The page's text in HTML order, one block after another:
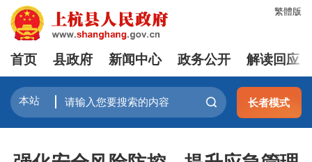
繁體版
首页 县政府 新闻中心 政务公开 解读回应
长者模式